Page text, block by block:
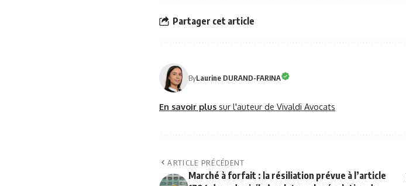
Partager cet article
ByLaurine DURAND-FARINA
En savoir plus sur l'auteur de Vivaldi Avocats
ARTICLE PRÉCÉDENT
Marché à forfait : la résiliation prévue à l’article